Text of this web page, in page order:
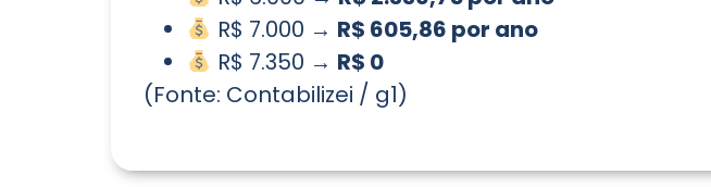
R$ 7.000 → R$ 605,86 por ano
R$ 7.350 → R$ 0
(Fonte: Contabilizei / g1)